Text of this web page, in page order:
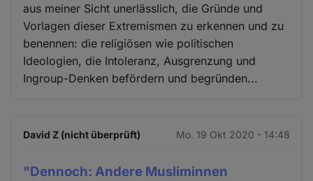
aus meiner Sicht unerlässlich, die Gründe und
Vorlagen dieser Extremismen zu erkennen und zu
benennen: die religiösen wie politischen
Ideologien, die Intoleranz, Ausgrenzung und
Ingroup-Denken befördern und begründen...
David Z (nicht überprüft) Mo. 19 Okt 2020 - 14:48
"Dennoch: Andere Musliminnen